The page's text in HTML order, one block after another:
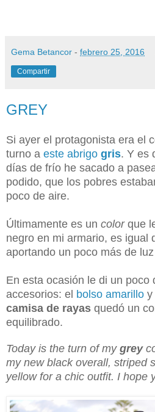
Gema Betancor - febrero 25, 2016
Compartir
GREY
Si ayer el protagonista era el
turno a este abrigo gris. Y es
días de frío he sacado a
podido, que los pobres
poco de aire.
Últimamente es un color que
negro en mi armario, es igual
aportando un poco más de
En esta ocasión le di un poco
accesorios: el bolso amarillo y
camisa de rayas quedó un
equilibrado.
Today is the turn of my grey
my new black overall, striped
yellow for a chic outfit. I hope